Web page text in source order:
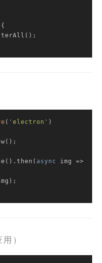
{
( 'electron' )
async img =>
）